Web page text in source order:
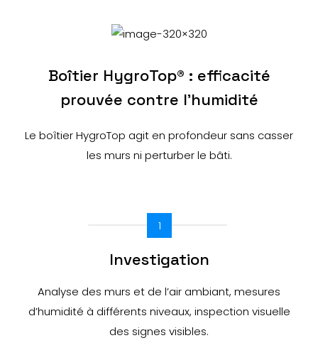
Boîtier HygroTop® : efficacité
prouvée contre l’humidité
Le boîtier HygroTop agit en profondeur sans casser
les murs ni perturber le bâti.
1
Investigation
Analyse des murs et de l’air ambiant, mesures
d’humidité à différents niveaux, inspection visuelle
des signes visibles.